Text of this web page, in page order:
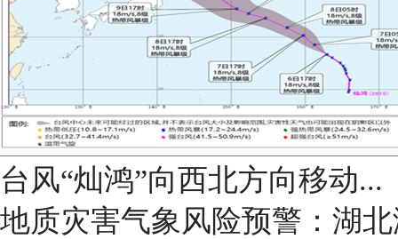
台风“灿鸿”向西北方向移动...
地质灾害气象风险预警：湖